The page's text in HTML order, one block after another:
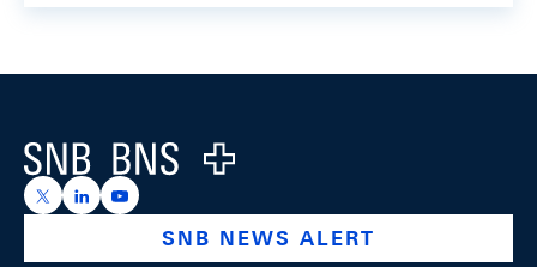
Logo
https://x.com/snb_bns
https://ch.linkedin.com/company/swiss-national-
https://www.youtube.com/@swissnationalbank
SNB NEWS ALERT